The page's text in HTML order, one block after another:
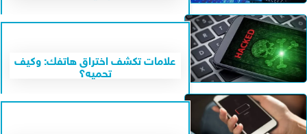
علامات تكشف اختراق هاتفك: وكيف
تحميه؟